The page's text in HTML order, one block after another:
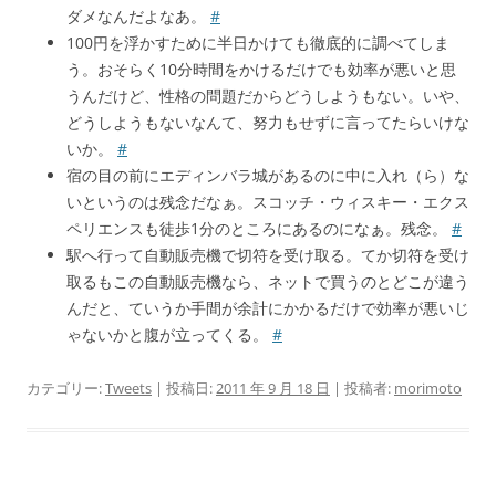
ダメなんだよなあ。 #
100円を浮かすために半日かけても徹底的に調べてしま
う。おそらく10分時間をかけるだけでも効率が悪いと思
うんだけど、性格の問題だからどうしようもない。いや、
どうしようもないなんて、努力もせずに言ってたらいけな
いか。 #
宿の目の前にエディンバラ城があるのに中に入れ（ら）な
いというのは残念だなぁ。スコッチ・ウィスキー・エクス
ペリエンスも徒歩1分のところにあるのになぁ。残念。 #
駅へ行って自動販売機で切符を受け取る。てか切符を受け
取るもこの自動販売機なら、ネットで買うのとどこが違う
んだと、ていうか手間が余計にかかるだけで効率が悪いじ
ゃないかと腹が立ってくる。 #
カテゴリー:Tweets | 投稿日:2011 年 9 月 18 日 | 投稿者: morimoto